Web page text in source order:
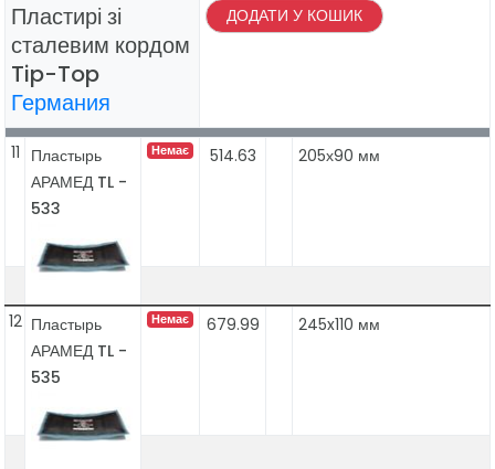
Пластирі зі
сталевим кордом
Tip-Top
Германия
ДОДАТИ У КОШИК
11 Пластырь
АРАМЕД TL -
533
Немає 514.63 205х90 мм
12 Пластырь
АРАМЕД TL -
535
Немає 679.99 245x110 мм